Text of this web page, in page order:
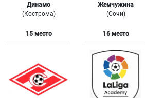
Динамо
(Кострома)
Жемчужина
(Сочи)
15 место 16 место